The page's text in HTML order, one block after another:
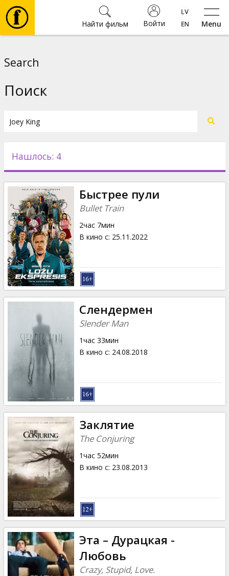
Menu
Войти
Найти фильм
Новости
Подарки
Кинозакуски
B2B
Клуб
Search
Поиск
Нашлось: 4
Быстрее пули
Bullet Train
2час 7мин
В кино с: 25.11.2022
Слендермен
Slender Man
1час 33мин
В кино с: 24.08.2018
Заклятие
The Conjuring
1час 52мин
В кино с: 23.08.2013
Эта – Дурацкая -
Любовь
Crazy, Stupid, Love.